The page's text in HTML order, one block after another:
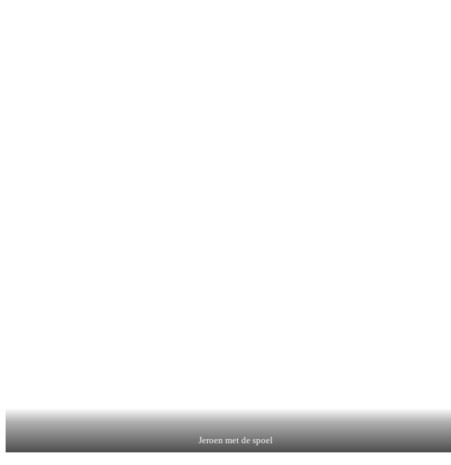
Jeroen met de spoel